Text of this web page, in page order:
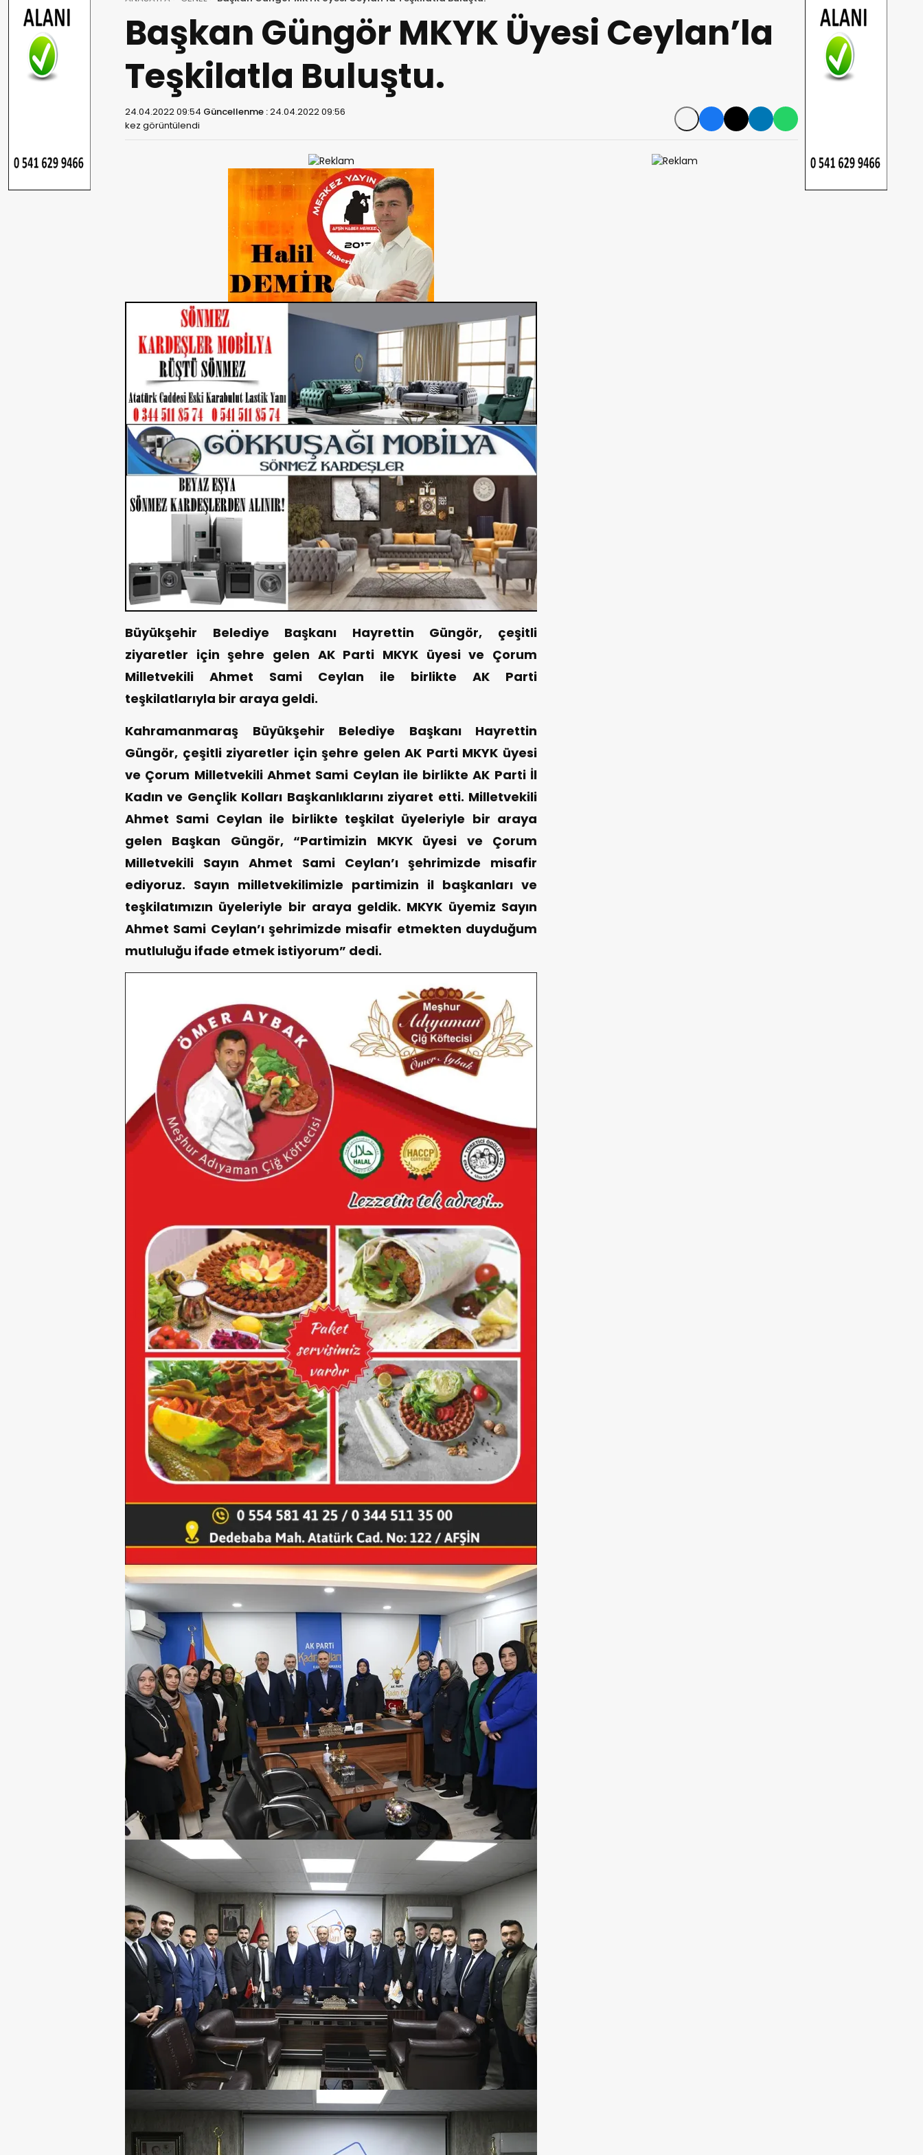
Başkan Güngör MKYK Üyesi Ceylan’la
Teşkilatla Buluştu.
24.04.2022 09:54 Güncellenme :24.04.2022 09:56
kez görüntülendi
Büyükşehir Belediye Başkanı Hayrettin Güngör, çeşitli
ziyaretler için şehre gelen AK Parti MKYK üyesi ve Çorum
Milletvekili Ahmet Sami Ceylan ile birlikte AK Parti
teşkilatlarıyla bir araya geldi.
Kahramanmaraş Büyükşehir Belediye Başkanı Hayrettin
Güngör, çeşitli ziyaretler için şehre gelen AK Parti MKYK üyesi
ve Çorum Milletvekili Ahmet Sami Ceylan ile birlikte AK Parti İl
Kadın ve Gençlik Kolları Başkanlıklarını ziyaret etti. Milletvekili
Ahmet Sami Ceylan ile birlikte teşkilat üyeleriyle bir araya
gelen Başkan Güngör, “Partimizin MKYK üyesi ve Çorum
Milletvekili Sayın Ahmet Sami Ceylan’ı şehrimizde misafir
ediyoruz. Sayın milletvekilimizle partimizin il başkanları ve
teşkilatımızın üyeleriyle bir araya geldik. MKYK üyemiz Sayın
Ahmet Sami Ceylan’ı şehrimizde misafir etmekten duyduğum
mutluluğu ifade etmek istiyorum” dedi.